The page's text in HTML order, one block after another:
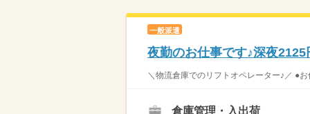
一般派遣
夜勤のお仕事です♪深夜2125
＼物流倉庫でのリフトオペレーター♪／
倉庫管理・入出荷